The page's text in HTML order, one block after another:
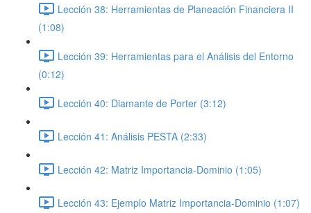
Lección 38: Herramientas de Planeación Financiera II
(1:08)
Lección 39: Herramientas para el Análisis del Entorno
(0:12)
Lección 40: Diamante de Porter (3:12)
Lección 41: Análisis PESTA (2:33)
Lección 42: Matriz Importancia-Dominio (1:05)
Lección 43: Ejemplo Matriz Importancia-Dominio (1:07)